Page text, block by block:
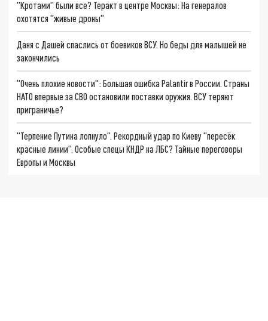
"Кротами" были все? Теракт в центре Москвы: На генералов
охотятся "живые дроны"
Даня с Дашей спаслись от боевиков ВСУ. Но беды для малышей не
закончились
"Очень плохие новости": Большая ошибка Palantir в России. Страны
НАТО впервые за СВО остановили поставки оружия. ВСУ теряют
приграничье?
"Терпение Путина лопнуло". Рекордный удар по Киеву "пересёк
красные линии". Особые спецы КНДР на ЛБС? Тайные переговоры
Европы и Москвы